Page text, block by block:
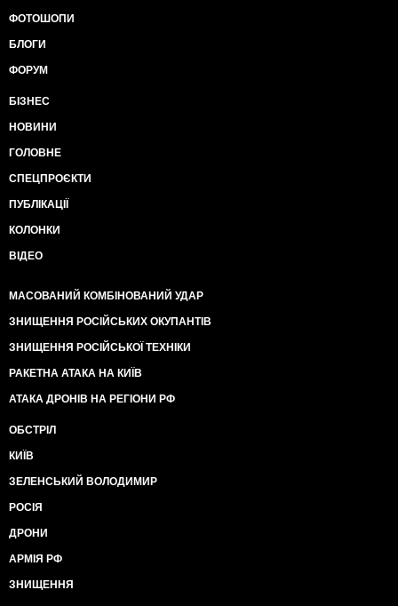
ФОТОШОПИ
БЛОГИ
ФОРУМ
БІЗНЕС
НОВИНИ
ГОЛОВНЕ
СПЕЦПРОЄКТИ
ПУБЛІКАЦІЇ
КОЛОНКИ
ВІДЕО
МАСОВАНИЙ КОМБІНОВАНИЙ УДАР
ЗНИЩЕННЯ РОСІЙСЬКИХ ОКУПАНТІВ
ЗНИЩЕННЯ РОСІЙСЬКОЇ ТЕХНІКИ
РАКЕТНА АТАКА НА КИЇВ
АТАКА ДРОНІВ НА РЕГІОНИ РФ
ОБСТРІЛ
КИЇВ
ЗЕЛЕНСЬКИЙ ВОЛОДИМИР
РОСІЯ
ДРОНИ
АРМІЯ РФ
ЗНИЩЕННЯ